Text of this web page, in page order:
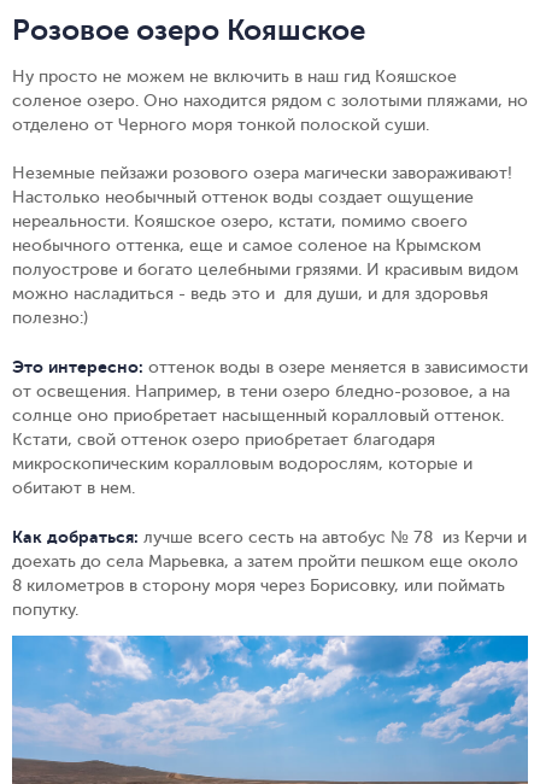
Розовое озеро Кояшское
Ну просто не можем не включить в наш гид Кояшское
соленое озеро. Оно находится рядом с золотыми пляжами, но
отделено от Черного моря тонкой полоской суши.
Неземные пейзажи розового озера магически завораживают!
Настолько необычный оттенок воды создает ощущение
нереальности. Кояшское озеро, кстати, помимо своего
необычного оттенка, еще и самое соленое на Крымском
полуострове и богато целебными грязями. И красивым видом
можно насладиться - ведь это и для души, и для здоровья
полезно:)
Это интересно: оттенок воды в озере меняется в зависимости
от освещения. Например, в тени озеро бледно-розовое, а на
солнце оно приобретает насыщенный коралловый оттенок.
Кстати, свой оттенок озеро приобретает благодаря
микроскопическим коралловым водорослям, которые и
обитают в нем.
Как добраться: лучше всего сесть на автобус № 78 из Керчи и
доехать до села Марьевка, а затем пройти пешком еще около
8 километров в сторону моря через Борисовку, или поймать
попутку.